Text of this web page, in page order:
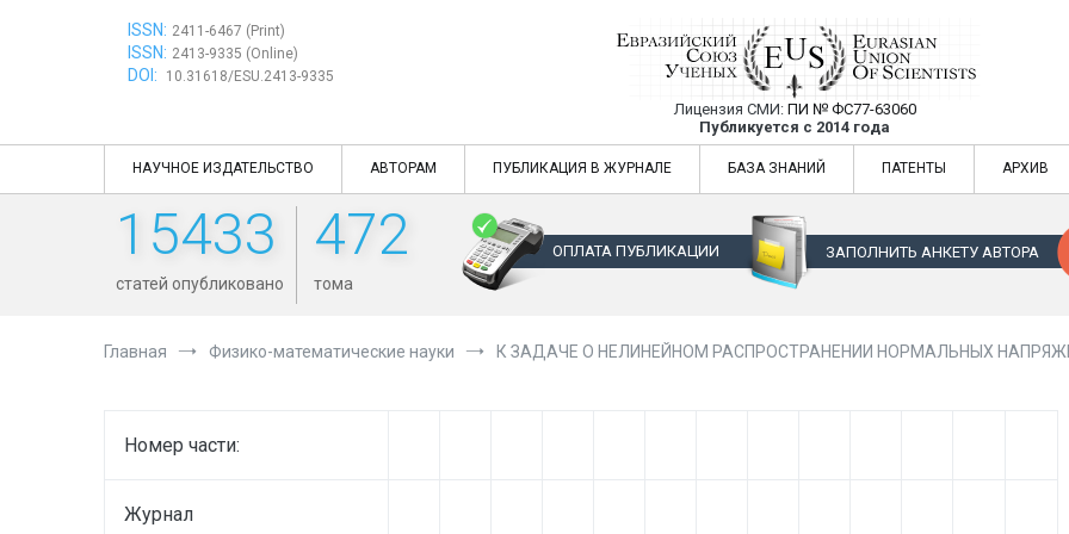
ISSN: 2411-6467 (Print)
ISSN: 2413-9335 (Online)
DOI: 10.31618/ESU.2413-9335
Евразийский Союз Ученых —
Лицензия СМИ: ПИ № ФС77-63060
Публикуется с 2014 года
Евразийский Союз Ученых — публикация научных статей в
НАУЧНОЕ ИЗДАТЕЛЬСТВО АВТОРАМ ПУБЛИКАЦИЯ В ЖУРНАЛЕ БАЗА ЗНАНИЙ ПАТЕНТЫ АРХИВ
15433
статей опубликовано
472
тома
ОПЛАТА ПУБЛИКАЦИИ ЗАПОЛНИТЬ АНКЕТУ АВТОРА
Главная Физико-математические науки К ЗАДАЧЕ О НЕЛИНЕЙНОМ РАСПРОСТРАНЕНИИ НОРМАЛЬНЫХ
Номер части:
Журнал